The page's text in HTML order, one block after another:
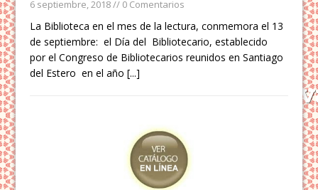
6 septiembre, 2018// 0 Comentarios
La Biblioteca en el mes de la lectura, conmemora el 13
de septiembre: el Día del Bibliotecario, establecido
por el Congreso de Bibliotecarios reunidos en Santiago
del Estero en el año[...]